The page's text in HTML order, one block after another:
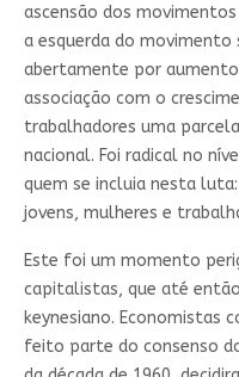
ascensão dos
a esquerda do movimento
abertamente por
associação com o
trabalhadores uma
nacional. Foi radical no
quem se incluia nesta
jovens, mulheres e
Este foi um momento
capitalistas, que até
keynesiano. Economistas
feito parte do consenso